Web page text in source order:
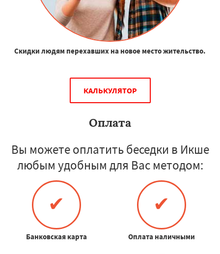
Скидки людям перехавших на новое место жительство.
КАЛЬКУЛЯТОР
Оплата
Вы можете оплатить беседки в Икше
любым удобным для Вас методом:
✔
Банковская карта
✔
Оплата наличными